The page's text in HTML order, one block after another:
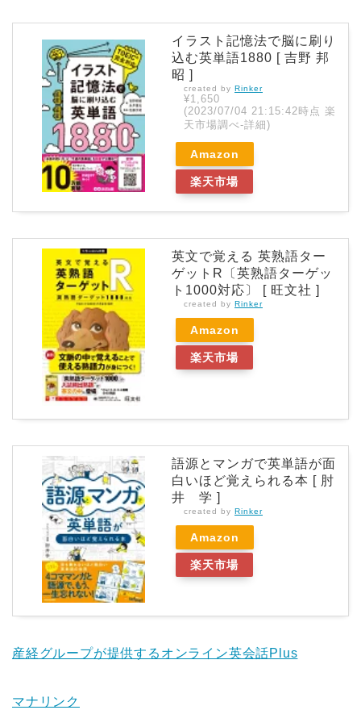
イラスト記憶法で脳に刷り
込む英単語1880 [ 吉野 邦
昭 ]
created by Rinker
¥1,650
(2023/07/04 21:15:42時点 楽
天市場調べ-詳細)
Amazon
楽天市場
英文で覚える 英熟語ター
ゲットR〔英熟語ターゲッ
ト1000対応〕 [ 旺文社 ]
created by Rinker
Amazon
楽天市場
語源とマンガで英単語が面
白いほど覚えられる本 [ 肘
井 学 ]
created by Rinker
Amazon
楽天市場
産経グループが提供するオンライン英会話Plus
マナリンク